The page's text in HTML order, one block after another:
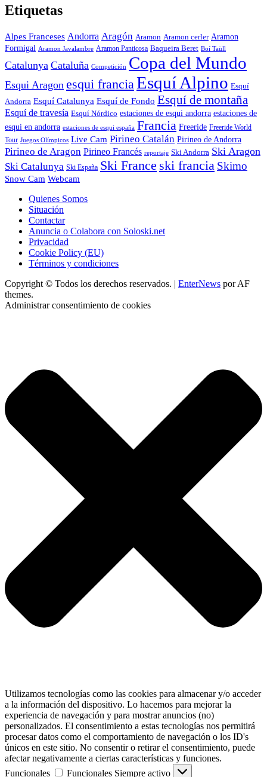
Etiquetas
Alpes Franceses Andorra Aragón Aramon Aramon cerler Aramon
Formigal Aramon Javalambre Aramon Panticosa Baqueira Beret Boí Taüll
Catalunya Cataluña Competición Copa del Mundo
Esqui Aragon esqui francia Esquí Alpino Esquí
Andorra Esquí Catalunya Esquí de Fondo Esquí de montaña
Esquí de travesía Esquí Nórdico estaciones de esqui andorra estaciones de
esqui en andorra estaciones de esqui españa Francia Freeride Freeride World
Tour Juegos Olímpicos Live Cam Pirineo Catalán Pirineo de Andorra
Pirineo de Aragon Pirineo Francés reportaje Ski Andorra Ski Aragon
Ski Catalunya Ski España Ski France ski francia Skimo
Snow Cam Webcam
Quienes Somos
Situación
Contactar
Anuncia o Colabora con Soloski.net
Privacidad
Cookie Policy (EU)
Términos y condiciones
Copyright © Todos los derechos reservados. | EnterNews por AF
themes.
Administrar consentimiento de cookies
Utilizamos tecnologías como las cookies para almacenar y/o acceder
a la información del dispositivo. Lo hacemos para mejorar la
experiencia de navegación y para mostrar anuncios (no)
personalizados. El consentimiento a estas tecnologías nos permitirá
procesar datos como el comportamiento de navegación o los ID's
únicos en este sitio. No consentir o retirar el consentimiento, puede
afectar negativamente a ciertas características y funciones.
Funcionales
Funcionales Siempre activo